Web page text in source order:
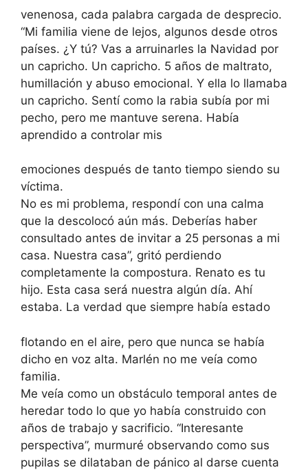
venenosa, cada palabra cargada de desprecio.
“Mi familia viene de lejos, algunos desde otros
países. ¿Y tú? Vas a arruinarles la Navidad por
un capricho. Un capricho. 5 años de maltrato,
humillación y abuso emocional. Y ella lo llamaba
un capricho. Sentí como la rabia subía por mi
pecho, pero me mantuve serena. Había
aprendido a controlar mis
emociones después de tanto tiempo siendo su
víctima.
No es mi problema, respondí con una calma
que la descolocó aún más. Deberías haber
consultado antes de invitar a 25 personas a mi
casa. Nuestra casa”, gritó perdiendo
completamente la compostura. Renato es tu
hijo. Esta casa será nuestra algún día. Ahí
estaba. La verdad que siempre había estado
flotando en el aire, pero que nunca se había
dicho en voz alta. Marlén no me veía como
familia.
Me veía como un obstáculo temporal antes de
heredar todo lo que yo había construido con
años de trabajo y sacrificio. “Interesante
perspectiva”, murmuré observando como sus
pupilas se dilataban de pánico al darse cuenta